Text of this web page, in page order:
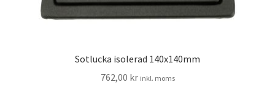
Sotlucka isolerad 140x140mm
762,00 kr inkl. moms